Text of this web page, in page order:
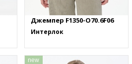
Джемпер F1350-O70.6F06
Интерлок
new